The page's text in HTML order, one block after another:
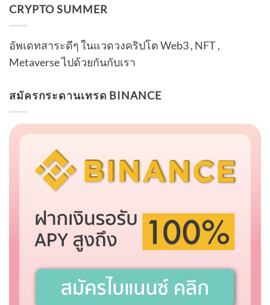
CRYPTO SUMMER
อัพเดทสาระดีๆ ในแวดวงคริปโต Web3 , NFT ,
Metaverse ไปด้วยกันกับเรา
สมัครกระดานเทรด BINANCE